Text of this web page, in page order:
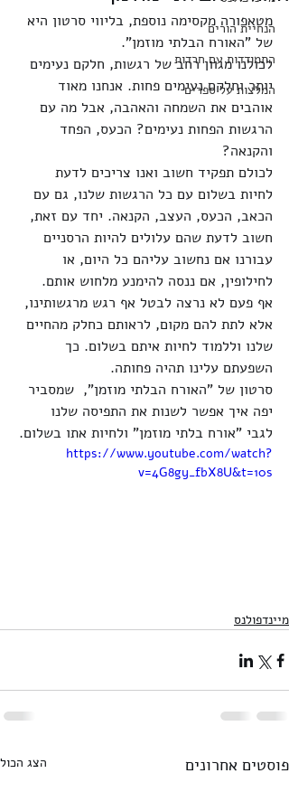
הנחיית הורים
התמודדות עם חרדות
המלצות על ספרים
מטאפורה מקסימה נוספת, בליווי סרטון היא
של "האורח הבלתי מוזמן".
לכולנו מגוון רחב של רגשות, חלקם נעימים
יותר וחלקם נעימים פחות. אנחנו מאוד
אוהבים את השמחה והאהבה, אבל מה עם
הרגשות הפחות נעימים? הכעס, הפחד
והקנאה?
לכולם תפקיד חשוב ואנו צריכים לדעת
לחיות בשלום עם כל הרגשות שלנו, גם עם
הכאב, הכעס, העצב, הקנאה. יחד עם זאת,
חשוב לדעת שהם עלולים להיות הרסניים
עבורנו אם נחשוב עליהם כל היום, או
לחילופין, אם ננסה להימנע מלחוש אותם.
אף פעם לא נרצה לבטל אף רגש מרגשותינו,
אלא לתת להם מקום, לראותם כחלק מהחיים
שלנו וללמוד לחיות איתם בשלום. כך
השפעתם עלינו תהיה פחותה.
סרטון של "האורח הבלתי מוזמן",  שמסביר
יפה איך אפשר לשנות את התפיסה שלנו
לגבי "אורח בלתי מוזמן" ולחיות אתו בשלום.
https://www.youtube.com/watch?
v=4G8gy_fbX8U&t=10s
מיינדפולנס
פוסטים אחרונים הצג הכול